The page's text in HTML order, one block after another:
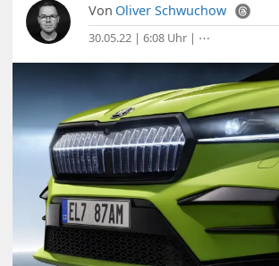
Von Oliver Schwuchow
30.05.22 | 6:08 Uhr | ⋯